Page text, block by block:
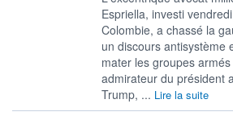
Espriella, investi
Colombie, a chassé la
un discours antisystème
mater les groupes
admirateur du président
Trump, ... Lire la suite